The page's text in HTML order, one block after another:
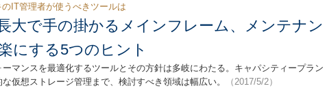
のIT管理者が使うべきツールは
大で手の掛かるメインフレーム、メンテナン
にする5つのヒント
ーマンスを最適化するツールとその方針は多岐にわたる。キャパシティープラン
仮想ストレージ管理まで、検討すべき領域は幅広い。
（2017/5/2）